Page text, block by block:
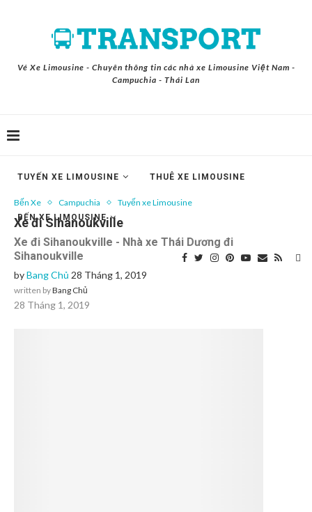
Vé Xe Limousine - Chuyên thông tin các nhà xe Limousine Việt Nam -
Campuchia - Thái Lan
TUYẾN XE LIMOUSINE THUÊ XE LIMOUSINE
BẾN XE LIMOUSINE
Bến Xe Campuchia Tuyến xe Limousine
Xe đi Sihanoukville
Xe đi Sihanoukville - Nhà xe Thái Dương đi
Sihanoukville
byBang Chủ 28 Tháng 1, 2019
written byBang Chủ
28 Tháng 1, 2019